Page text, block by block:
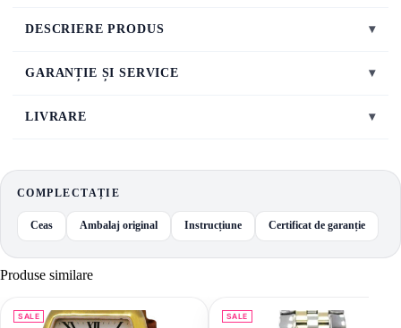
DESCRIERE PRODUS ▾
GARANȚIE ȘI SERVICE ▾
LIVRARE ▾
COMPLECTAȚIE
Ceas Ambalaj original Instrucțiune Certificat de garanție
Produse similare
SALE SALE